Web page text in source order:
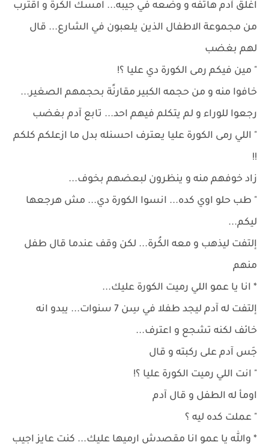
اغلق آدم هاتفه و وضعه في جيبه... امسك الكُرة و اقترب
من مجموعة الاطفال الذين يلعبون في الشارع... قال
لهم بغضب
" مين فيكم رمى الكورة دي عليا ؟!
خافوا منه و من حجمه الكبير مقارنًة بحجمهم الصغير...
رجعوا للوراء و لم يتكلم فيهم احد... تابع آدم بغضب
" اللي رمى الكورة عليا يعترف احسنله بدل ما ازعلكم كلكم
!!
زاد خوفهم منه و ينظرون لبعضهم بخوف...
" طب حلو اوي كده... انسوا الكورة دي... مش هرجعها
ليكم...
إلتفت ليذهب و معه الكُرة... لكن وقف عندما قال طفل
منهم
* انا يا عمو اللي رميت الكورة عليك...
إلتفت له آدم ليجد طفلا في سِن 7 سنوات... يبدو انه
خائف لكنه تشجع و اعترف...
جَس آدم على ركبته و قال
" انت اللي رميت الكورة عليا ؟!
اومأ له الطفل و قال آدم
" عملت كده ليه ؟
* والله يا عمو انا مقصدش ارميها عليك... كنت عايز اجيب